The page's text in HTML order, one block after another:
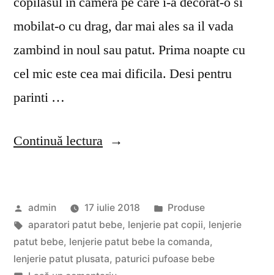
mobilat-o cu drag, dar mai ales sa il vada
zambind in noul sau patut. Prima noapte cu
cel mic este cea mai dificila. Desi pentru
parinti …
Continuă lectura„Lenjeria
plusata
–
ce
Publicat
de
admin 17 iulie 2018
Publicat
în
Produse
Etichete:
aparatori patut bebe, lenjerie pat copii, lenjerie
patut bebe, lenjerie patut bebe la comanda,
lenjerie patut plusata, paturici pufoase bebe